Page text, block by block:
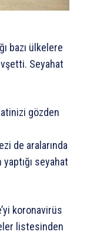
bazı ülkelere
Seyahat
gözden
de aralarında
seyahat
koronavirüs
listesinden